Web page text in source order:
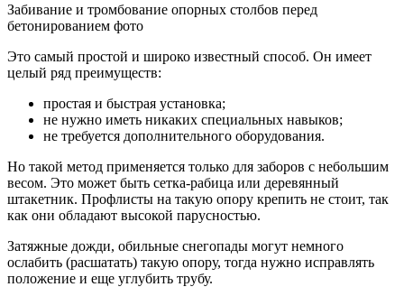
Забивание и тромбование опорных столбов перед
бетонированием фото
Это самый простой и широко известный способ. Он имеет
целый ряд преимуществ:
простая и быстрая установка;
не нужно иметь никаких специальных навыков;
не требуется дополнительного оборудования.
Но такой метод применяется только для заборов с небольшим
весом. Это может быть сетка-рабица или деревянный
штакетник. Профлисты на такую опору крепить не стоит, так
как они обладают высокой парусностью.
Затяжные дожди, обильные снегопады могут немного
ослабить (расшатать) такую опору, тогда нужно исправлять
положение и еще углубить трубу.